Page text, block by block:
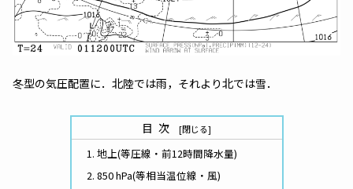
冬型の気圧配置に．北陸では雨，それより北では雪．
目次
地上(等圧線・前12時間降水量)
850 hPa(等相当温位線・風)